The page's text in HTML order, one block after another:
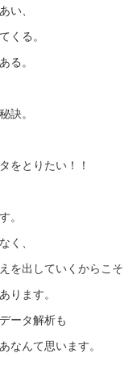
い、
くる。
る。
訣。
をとりたい！！
。
く、
を出していくからこそ
ります。
ータ解析も
なんて思います。